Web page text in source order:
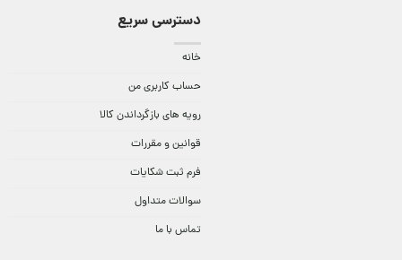
دسترسی سریع
خانه
حساب کاربری من
رویه های بازگرداندن کالا
قوانین و مقررات
فرم ثبت شکایات
سوالات متداول
تماس با ما